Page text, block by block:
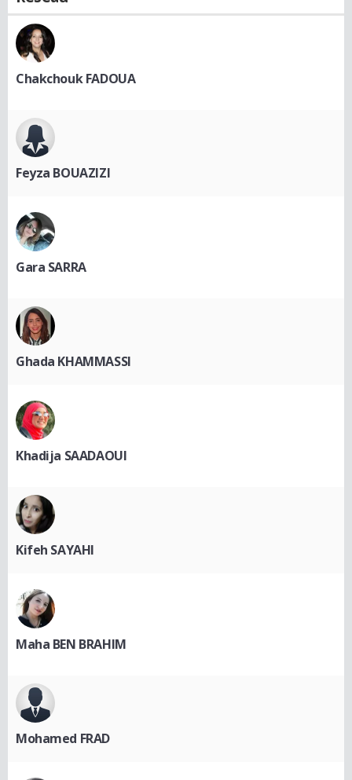
Chakchouk FADOUA
Feyza BOUAZIZI
Gara SARRA
Ghada KHAMMASSI
Khadija SAADAOUI
Kifeh SAYAHI
Maha BEN BRAHIM
Mohamed FRAD